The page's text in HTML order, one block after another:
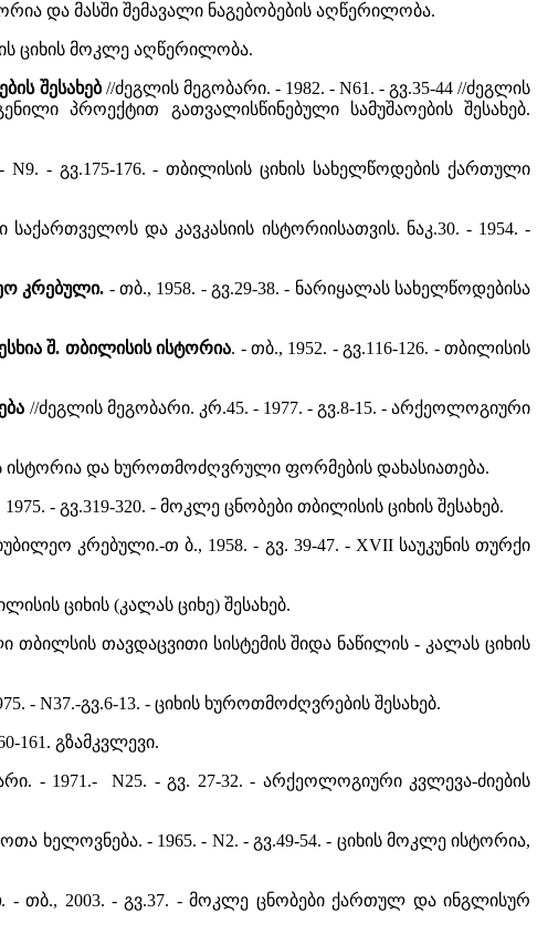
და მასში შემავალი ნაგებობების აღწერილობა.
ციხის მოკლე აღწერილობა.
შესახებ//ძეგლის მეგობარი. - 1982. - N61. - გვ.35-44 //ძეგლის
პროექტით გათვალისწინებული სამუშაოების შესახებ.
N9. - გვ.175-176. - თბილისის ციხის სახელწოდების ქართული
საქართველოს და კავკასიის ისტორიისათვის. ნაკ.30. - 1954. -
კრებული. - თბ., 1958. - გვ.29-38. - ნარიყალას სახელწოდებისა
შ. თბილისის ისტორია. - თბ., 1952. - გვ.116-126. - თბილისის
//ძეგლის მეგობარი. კრ.45. - 1977. - გვ.8-15. - არქეოლოგიური
ისტორია და ხუროთმოძღვრული ფორმების დახასიათება.
1975. - გვ.319-320. - მოკლე ცნობები თბილისის ციხის შესახებ.
კრებული.-თ ბ., 1958. - გვ. 39-47. - XVII საუკუნის თურქი
ციხის (კალას ციხე) შესახებ.
თბილსის თავდაცვითი სისტემის შიდა ნაწილის - კალას ციხის
- N37.-გვ.6-13. - ციხის ხუროთმოძღვრების შესახებ.
161. გზამკვლევი.
- 1971.- N25. - გვ. 27-32. - არქეოლოგიური კვლევა-ძიების
ხელოვნება. - 1965. - N2. - გვ.49-54. - ციხის მოკლე ისტორია,
. - თბ., 2003. - გვ.37. - მოკლე ცნობები ქართულ და ინგლისურ